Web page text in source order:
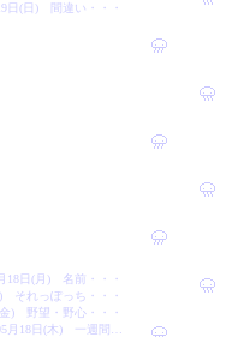
日(日) 間違い・・・
18日(月) 名前・・・
) それっぽっち・・・
金) 野望・野心・・・
月18日(木) 一週間…